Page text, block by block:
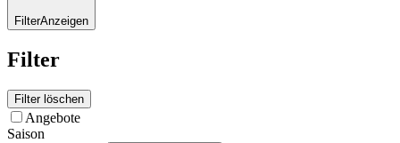
FilterAnzeigen
Filter
Filter löschen
Angebote
Saison